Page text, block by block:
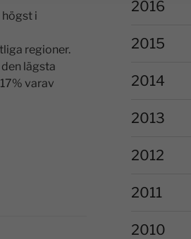
i
regioner.
lägsta
varav
2016
2015
2014
2013
2012
2011
2010